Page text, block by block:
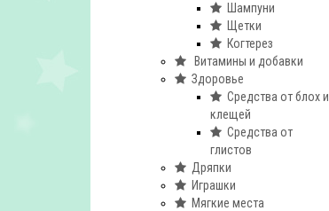
Шампуни
Щетки
Когтерез
Витамины и добавки
Здоровье
Средства от блох и
клещей
Средства от
глистов
Дряпки
Играшки
Мягкие места